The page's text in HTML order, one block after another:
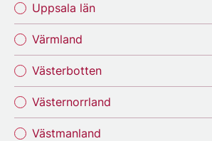
Uppsala län
Värmland
Västerbotten
Västernorrland
Västmanland